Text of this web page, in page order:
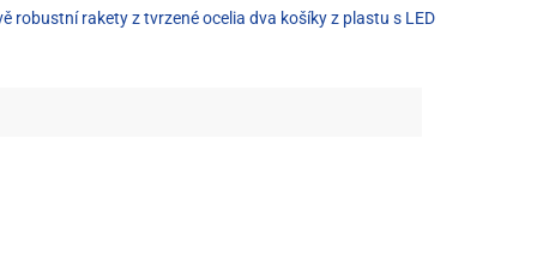
robustní rakety z tvrzené ocelia dva košíky z plastu s LED